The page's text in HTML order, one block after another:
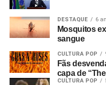
DESTAQUE 6
Mosquitos
sangue
CULTURA POP
Fãs
capa de
CULTURA POP